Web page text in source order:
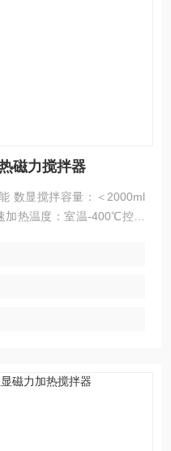
磁力搅拌器
数显搅拌容量：＜2000ml
热温度：室温-400℃控温